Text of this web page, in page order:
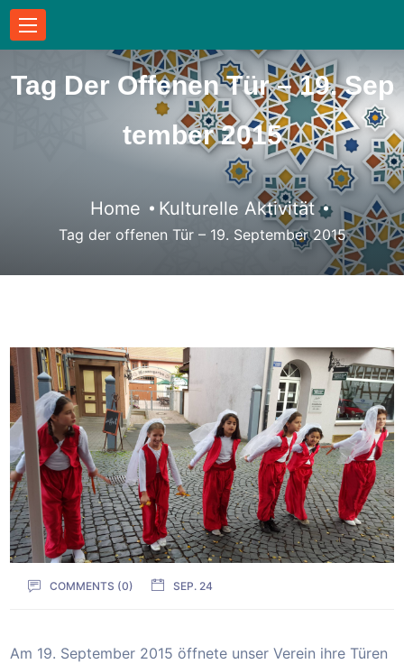
Tag Der Offenen Tür – 19. Sep
Tember 2015
Home Kulturelle Aktivität
Tag der offenen Tür – 19. September 2015
COMMENTS (0) SEP. 24
Am 19. September 2015 öffnete unser Verein ihre Türen